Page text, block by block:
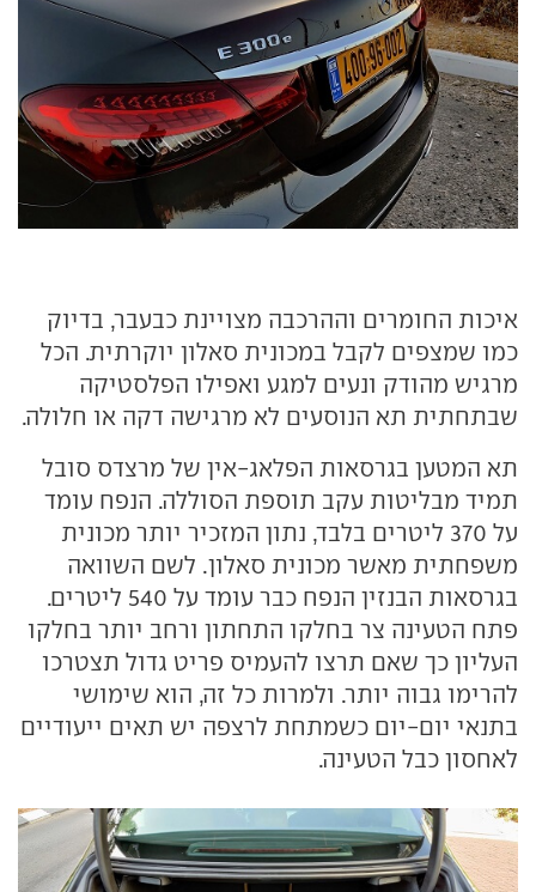
איכות החומרים וההרכבה מצויינת כבעבר, בדיוק
כמו שמצפים לקבל במכונית סאלון יוקרתית. הכל
מרגיש מהודק ונעים למגע ואפילו הפלסטיקה
שבתחתית תא הנוסעים לא מרגישה דקה או חלולה.
תא המטען בגרסאות הפלאג-אין של מרצדס סובל
תמיד מבליטות עקב תוספת הסוללה. הנפח עומד
על 370 ליטרים בלבד, נתון המזכיר יותר מכונית
משפחתית מאשר מכונית סאלון. לשם השוואה
בגרסאות הבנזין הנפח כבר עומד על 540 ליטרים.
פתח הטעינה צר בחלקו התחתון ורחב יותר בחלקו
העליון כך שאם תרצו להעמיס פריט גדול תצטרכו
להרימו גבוה יותר. ולמרות כל זה, הוא שימושי
בתנאי יום-יום כשמתחת לרצפה יש תאים ייעודיים
לאחסון כבל הטעינה.